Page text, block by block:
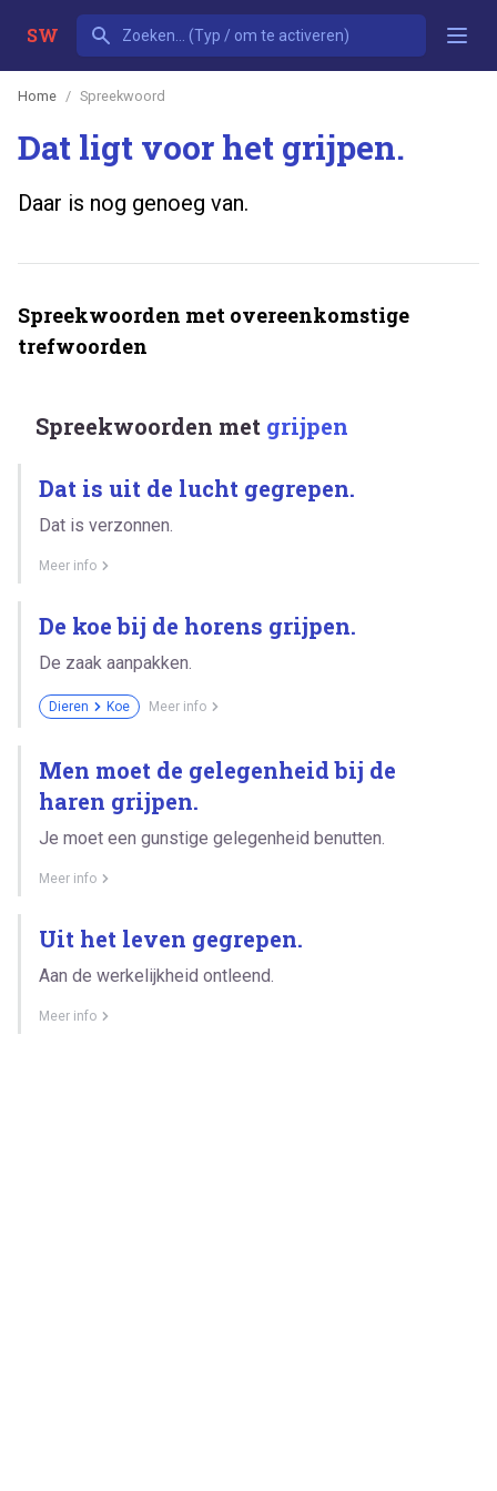
SW
Home Spreekwoord
Dat ligt voor het grijpen.
Daar is nog genoeg van.
Spreekwoorden met overeenkomstige
trefwoorden
Spreekwoorden met grijpen
Dat is uit de lucht gegrepen.
Dat is verzonnen.
Meer info
De koe bij de horens grijpen.
De zaak aanpakken.
Dieren Koe Meer info
Men moet de gelegenheid bij de
haren grijpen.
Je moet een gunstige gelegenheid benutten.
Meer info
Uit het leven gegrepen.
Aan de werkelijkheid ontleend.
Meer info